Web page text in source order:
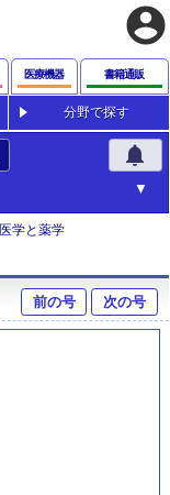
account_circle
医療機器 書籍通販
分野で探す
notifications
医学と薬学
前の号 次の号